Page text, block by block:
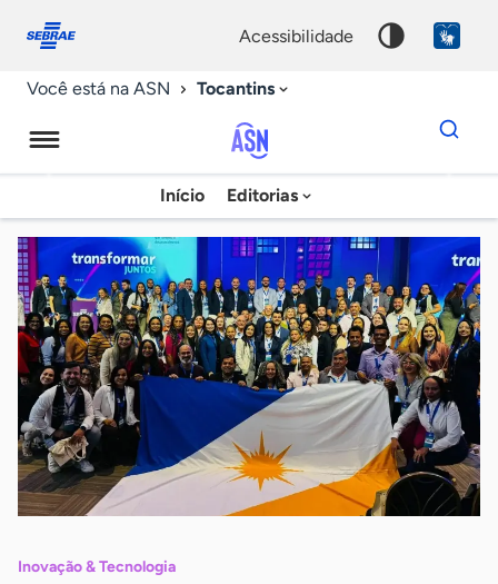
conosco
acessibilidade
Você está na ASN Tocantins
Agência
Sebrae
de
Notícias
Início Editorias
Dados
para
chave
Inovação & Tecnologia